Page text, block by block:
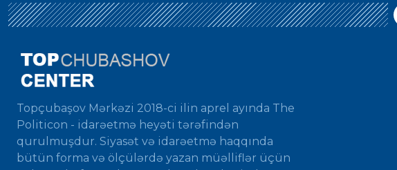
Topçubaşov Mərkəzi 2018-ci ilin aprel ayında The
Politicon - idarəetmə heyəti tərəfindən
qurulmuşdur. Siyasət və idarəetmə haqqında
bütün forma və ölçülərdə yazan müəlliflər üçün